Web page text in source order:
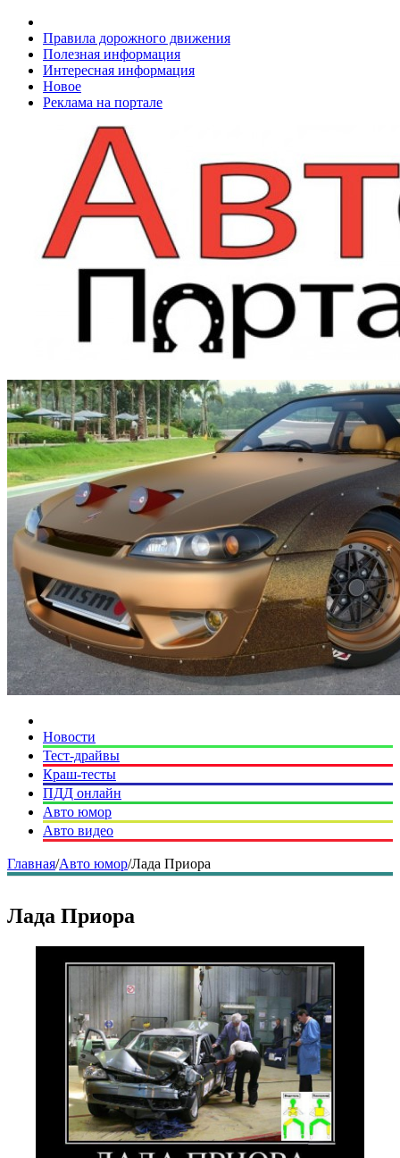
Правила дорожного движения
Полезная информация
Интересная информация
Новое
Реклама на портале
Новости
Тест-драйвы
Краш-тесты
ПДД онлайн
Авто юмор
Авто видео
Главная/Авто юмор/Лада Приора
Лада Приора